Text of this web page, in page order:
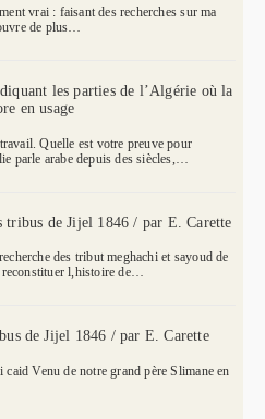
vrai : faisant des recherches sur ma
de plus…
les parties de l’Algérie où la
en usage
Quelle est votre preuve pour
parle arabe depuis des siècles,…
tribus de Jijel 1846 / par E. Carette
des tribut meghachi et sayoud de
l,histoire de…
de Jijel 1846 / par E. Carette
Venu de notre grand père Slimane en